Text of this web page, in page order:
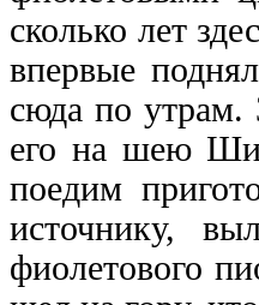
сколько лет
впервые
сюда по утрам.
его на шею Ши
поедим
источнику,
фиолетового